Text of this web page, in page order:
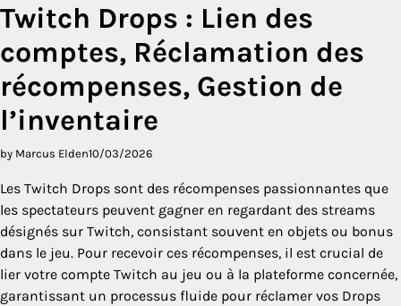
Twitch Drops : Lien des
comptes, Réclamation des
récompenses, Gestion de
l’inventaire
by Marcus Elden10/03/2026
Les Twitch Drops sont des récompenses passionnantes que
les spectateurs peuvent gagner en regardant des streams
désignés sur Twitch, consistant souvent en objets ou bonus
dans le jeu. Pour recevoir ces récompenses, il est crucial de
lier votre compte Twitch au jeu ou à la plateforme concernée,
garantissant un processus fluide pour réclamer vos Drops